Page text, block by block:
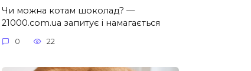
Чи можна котам шоколад? —
21000.com.ua запитує і намагається
0 22